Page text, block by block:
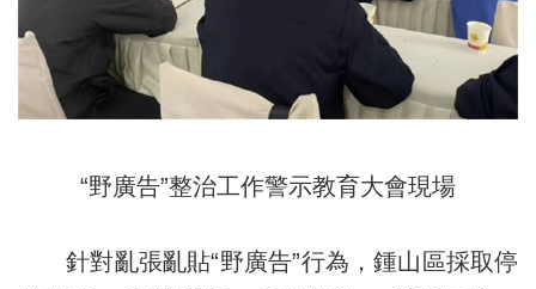
“野廣告”整治工作警示教育大會現場
針對亂張亂貼“野廣告”行為，鍾山區採取停